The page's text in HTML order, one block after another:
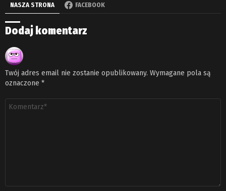
NASZA STRONA FACEBOOK
Dodaj komentarz
Twój adres email nie zostanie opublikowany. Wymagane pola są
oznaczone *